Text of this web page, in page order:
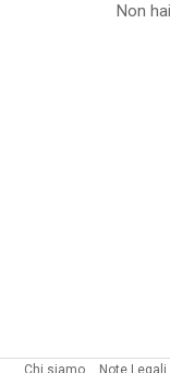
Non
Chi siamo Note Legali